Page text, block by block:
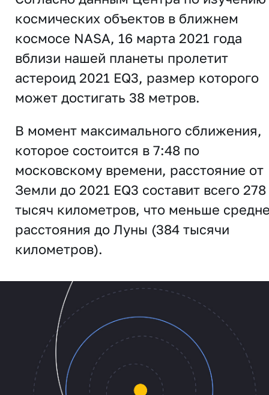
космических объектов в ближнем
космосе NASA, 16 марта 2021 года
вблизи нашей планеты пролетит
астероид 2021 EQ3, размер которого
может достигать 38 метров.
В момент максимального сближения,
которое состоится в 7:48 по
московскому времени, расстояние от
Земли до 2021 EQ3 составит всего 278
тысяч километров, что меньше
расстояния до Луны (384 тысячи
километров).